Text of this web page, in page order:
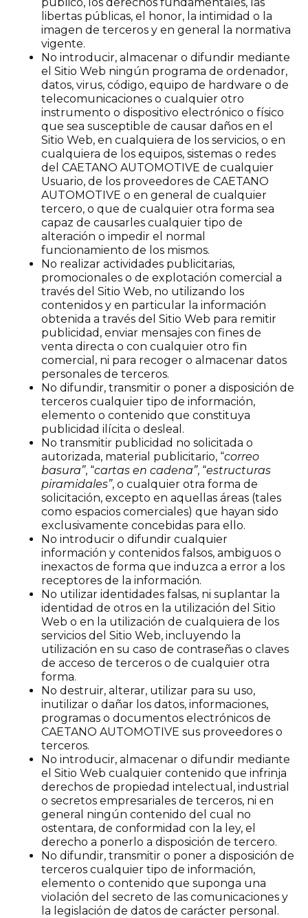
libertas públicas, el honor, la intimidad o la
imagen de terceros y en general la normativa
vigente.
No introducir, almacenar o difundir mediante
el Sitio Web ningún programa de ordenador,
datos, virus, código, equipo de hardware o de
telecomunicaciones o cualquier otro
instrumento o dispositivo electrónico o físico
que sea susceptible de causar daños en el
Sitio Web, en cualquiera de los servicios, o en
cualquiera de los equipos, sistemas o redes
del CAETANO AUTOMOTIVE de cualquier
Usuario, de los proveedores de CAETANO
AUTOMOTIVE o en general de cualquier
tercero, o que de cualquier otra forma sea
capaz de causarles cualquier tipo de
alteración o impedir el normal
funcionamiento de los mismos.
No realizar actividades publicitarias,
promocionales o de explotación comercial a
través del Sitio Web, no utilizando los
contenidos y en particular la información
obtenida a través del Sitio Web para remitir
publicidad, enviar mensajes con fines de
venta directa o con cualquier otro fin
comercial, ni para recoger o almacenar datos
personales de terceros.
No difundir, transmitir o poner a disposición de
terceros cualquier tipo de información,
elemento o contenido que constituya
publicidad ilícita o desleal.
No transmitir publicidad no solicitada o
autorizada, material publicitario, “correo
basura”, “cartas en cadena”, “estructuras
piramidales”, o cualquier otra forma de
solicitación, excepto en aquellas áreas (tales
como espacios comerciales) que hayan sido
exclusivamente concebidas para ello.
No introducir o difundir cualquier
información y contenidos falsos, ambiguos o
inexactos de forma que induzca a error a los
receptores de la información.
No utilizar identidades falsas, ni suplantar la
identidad de otros en la utilización del Sitio
Web o en la utilización de cualquiera de los
servicios del Sitio Web, incluyendo la
utilización en su caso de contraseñas o claves
de acceso de terceros o de cualquier otra
forma.
No destruir, alterar, utilizar para su uso,
inutilizar o dañar los datos, informaciones,
programas o documentos electrónicos de
CAETANO AUTOMOTIVE sus proveedores o
terceros.
No introducir, almacenar o difundir mediante
el Sitio Web cualquier contenido que infrinja
derechos de propiedad intelectual, industrial
o secretos empresariales de terceros, ni en
general ningún contenido del cual no
ostentara, de conformidad con la ley, el
derecho a ponerlo a disposición de tercero.
No difundir, transmitir o poner a disposición de
terceros cualquier tipo de información,
elemento o contenido que suponga una
violación del secreto de las comunicaciones y
la legislación de datos de carácter personal.